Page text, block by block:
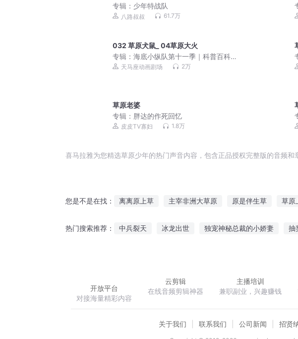
专辑： 少年特战队
八路叔叔 61.7万
032 草原犬鼠_ 04草原大火
专辑： 海底小纵队第十一季｜科普百科
｜热播动画｜睡前故事
天马座动画剧场 2万
草原老婆
专辑： 胖达的作死回忆
皮皮TV寡妇 1.8万
喜马拉雅为您精选草原少年的热门声音内容，包含正品授权完整版的音频和
您是不是在找： 离离原上草 主宰非洲大草原 原是伴生草 草原
热门搜索推荐： 中兵裂天 冰龙出世 独宠神秘总裁的小娇妻 抽
开放平台
对接海量精彩内容
云剪辑
在线音频剪辑神器
主播培训
兼职副业，兴趣赚钱
关于我们 联系我们 公司新闻 招贤